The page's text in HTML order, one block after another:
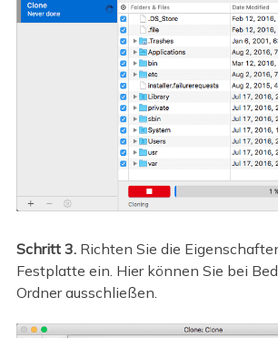
Schritt 3.Richten Sie die
Festplatte ein. Hier können Sie bei
Ordner ausschließen.